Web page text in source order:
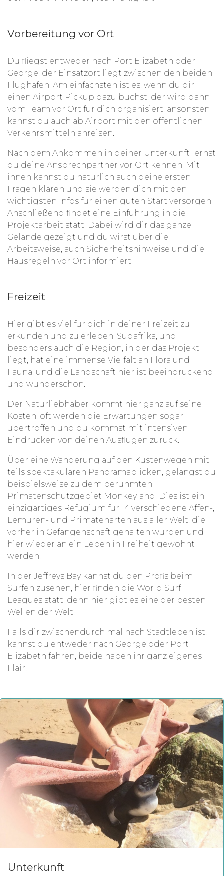
Vorbereitung vor Ort
Du fliegst entweder nach Port Elizabeth oder
George, der Einsatzort liegt zwischen den beiden
Flughäfen. Am einfachsten ist es, wenn du dir
einen Airport Pickup dazu buchst, der wird dann
vom Team vor Ort für dich organisiert, ansonsten
kannst du auch ab Airport mit den öffentlichen
Verkehrsmitteln anreisen.
Nach dem Ankommen in deiner Unterkunft lernst
du deine Ansprechpartner vor Ort kennen. Mit
ihnen kannst du natürlich auch deine ersten
Fragen klären und sie werden dich mit den
wichtigsten Infos für einen guten Start versorgen.
Anschließend findet eine Einführung in die
Projektarbeit statt. Dabei wird dir das ganze
Gelände gezeigt und du wirst über die
Arbeitsweise, auch Sicherheitshinweise und die
Hausregeln vor Ort informiert.
Freizeit
Hier gibt es viel für dich in deiner Freizeit zu
erkunden und zu erleben. Südafrika, und
besonders auch die Region, in der das Projekt
liegt, hat eine immense Vielfalt an Flora und
Fauna, und die Landschaft hier ist beeindruckend
und wunderschön.
Der Naturliebhaber kommt hier ganz auf seine
Kosten, oft werden die Erwartungen sogar
übertroffen und du kommst mit intensiven
Eindrücken von deinen Ausflügen zurück.
Über eine Wanderung auf den Küstenwegen mit
teils spektakulären Panoramablicken, gelangst du
beispielsweise zu dem berühmten
Primatenschutzgebiet Monkeyland. Dies ist ein
einzigartiges Refugium für 14 verschiedene Affen-,
Lemuren- und Primatenarten aus aller Welt, die
vorher in Gefangenschaft gehalten wurden und
hier wieder an ein Leben in Freiheit gewöhnt
werden.
In der Jeffreys Bay kannst du den Profis beim
Surfen zusehen, hier finden die World Surf
Leagues statt, denn hier gibt es eine der besten
Wellen der Welt.
Falls dir zwischendurch mal nach Stadtleben ist,
kannst du entweder nach George oder Port
Elizabeth fahren, beide haben ihr ganz eigenes
Flair.
Unterkunft